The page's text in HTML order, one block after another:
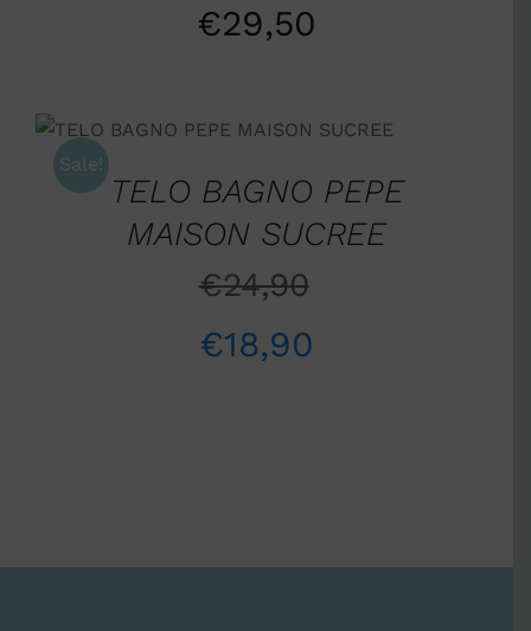
€29,50
Sale!
SCEGLI
/
DETTAGLI
TELO BAGNO PEPE
MAISON SUCREE
€24,90
€18,90